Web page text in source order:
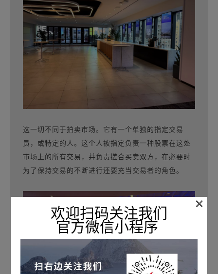
这一切不同于拍卖市场。它有一个单独的指定交易
员，或特定的人。这个人被指定负责一种股票在这处
市场上的所有交易，并负责搓合买卖双方，在必要时
为了保持交易的不断进行还要充当交易者的角色。
欢迎扫码关注我们
官方微信小程序
×